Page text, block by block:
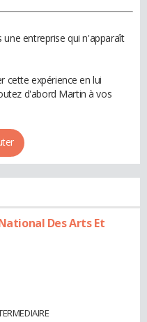
une entreprise qui n'apparaît
cette expérience en lui
d'abord Martin à vos
Des Arts Et